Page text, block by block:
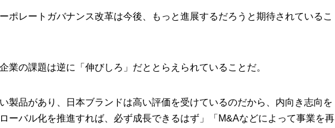
ポレートガバナンス改革は今後、もっと進展するだろうと期待されているこ
業の課題は逆に「伸びしろ」だととらえられていることだ。
製品があり、日本ブランドは高い評価を受けているのだから、内向き志向を
ーバル化を推進すれば、必ず成長できるはず」「M&Aなどによって事業を再